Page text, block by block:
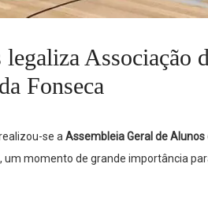
Associação
Fonseca
se a Assembleia Geral de Alunos
, um momento de grande importância